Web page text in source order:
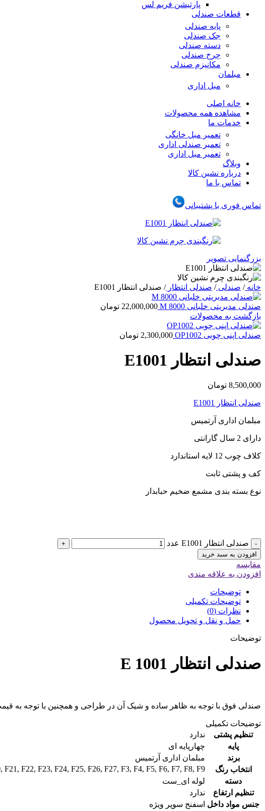
پارتیشن فریم لس
قطعات صندلی
پایه صندلی
جک صندلی
دسته صندلی
چرخ صندلی
مکانیزم صندلی
مبلمان
مبل اداری
خانه اصلی
مشاهده همه محصولات
خدمات ما
تعمیر مبل خانگی
تعمیر صندلی اداری
تعمیر مبل اداری
وبلاگ
درباره نشین کالا
تماس با ما
تماس فوری با پشتیبانی
بزرگنمایی تصویر
خانه/ صندلی/ صندلی انتظار/ صندلی انتظار E1001
صندلی مدیریتی خلبانی M 8000 22,000,000 تومان
بازگشت به محصولات
صندلی اپنی چوبی OP1002 2,300,000 تومان
صندلی انتظار E1001
8,500,000 تومان
صندلی انتظار E1001
مبلمان اداری آرتمیس
دارای 2 سال گارانتی
کلاف چوب 12 لایه استاندارد
کف و پشتی ثابت
نوع بسته بندی مشمع ضخیم حبابدار
- صندلی انتظار E1001 عدد
+
افزودن به سبد خرید
مقایسه
افزودن به علاقه مندی
توضیحات
توضیحات تکمیلی
نظرات (0)
حمل و نقل و تحویل محصول
توضیحات
صندلی انتظار E 1001
صندلی فوق با توجه به ظاهر ساده و شیک آن در طراحی و همچنین با توجه به
توضیحات تکمیلی
تنظیم پشتی
ندارد
پایه
چهارپایه ای
برند
مبلمان اداری آرتمیس
انتخاب رنگ
, F21 , F22, F23, F24, F25, F26, F27, F3, F4, F5, F6, F7, F8, F9
دسته
لوله ای_ست
تنظیم ارتفاع
ندارد
جنس مواد داخل اسفنج سوپر ویژه